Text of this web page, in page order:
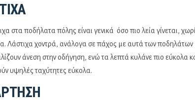
στα ποδήλατα πόλης είναι γενικά όσο πιο λεία γίνεται,
Λάστιχα χοντρά, ανάλογα σε πάχος με αυτά των ποδηλάτων
άνεση στην οδήγηση, ενώ τα λεπτά κυλάνε πιο εύκολα
υψηλές ταχύτητες εύκολα.